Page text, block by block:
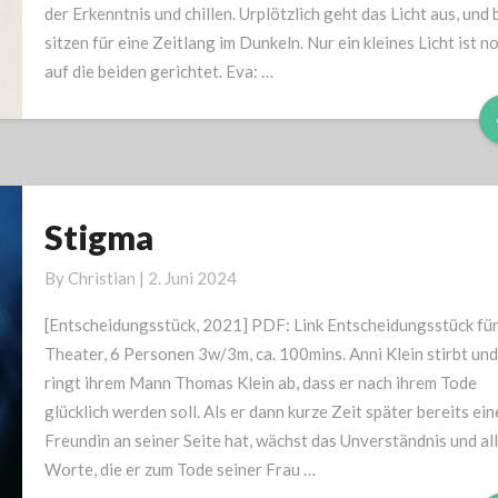
entstanden
ist
(Erstes
der Erkenntnis und chillen. Urplötzlich geht das Licht aus, und
sitzen für eine Zeitlang im Dunkeln. Nur ein kleines Licht ist
auf die beiden gerichtet. Eva: …
Stigma
Stigma
By Christian | 2. Juni 2024
[Entscheidungsstück, 2021] PDF: Link Entscheidungsstück für
Theater, 6 Personen 3w/3m, ca. 100mins. Anni Klein stirbt und
ringt ihrem Mann Thomas Klein ab, dass er nach ihrem Tode
glücklich werden soll. Als er dann kurze Zeit später bereits
Freundin an seiner Seite hat, wächst das Unverständnis und
Worte, die er zum Tode seiner Frau …